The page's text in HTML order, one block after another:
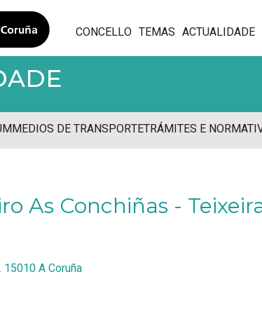
CONCELLO TEMAS ACTUALIDADE
MEDIOS DE TRANSPORTETRÁMITES E
As Conchiñas -
15010A Coruña